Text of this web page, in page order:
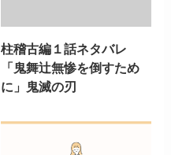
柱稽古編１話ネタバレ
「鬼舞辻無惨を倒すため
に」鬼滅の刃